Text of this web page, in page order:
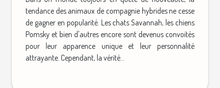
tendance des animaux de compagnie hybrides ne cesse
de gagner en popularité. Les chats Savannah, les chiens
Pomsky et bien d'autres encore sont devenus convoités
pour leur apparence unique et leur personnalité
attrayante. Cependant, la vérité...